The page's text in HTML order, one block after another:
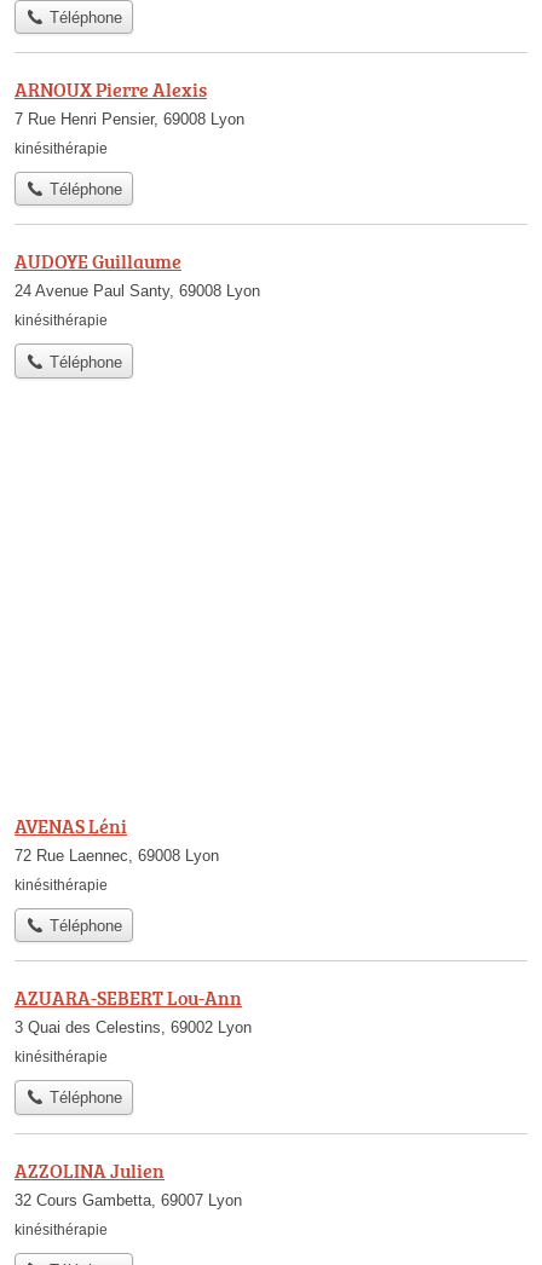
Téléphone
ARNOUX Pierre Alexis
7 Rue Henri Pensier, 69008 Lyon
kinésithérapie
Téléphone
AUDOYE Guillaume
24 Avenue Paul Santy, 69008 Lyon
kinésithérapie
Téléphone
AVENAS Léni
72 Rue Laennec, 69008 Lyon
kinésithérapie
Téléphone
AZUARA-SEBERT Lou-Ann
3 Quai des Celestins, 69002 Lyon
kinésithérapie
Téléphone
AZZOLINA Julien
32 Cours Gambetta, 69007 Lyon
kinésithérapie